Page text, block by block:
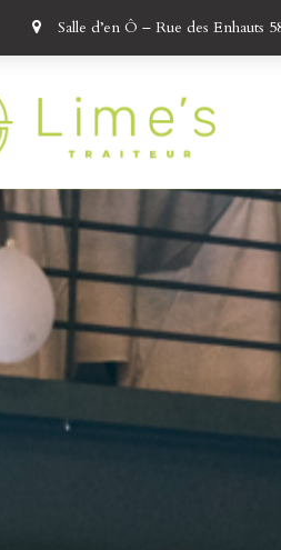
Salle d’en Ô – Rue des Enhauts